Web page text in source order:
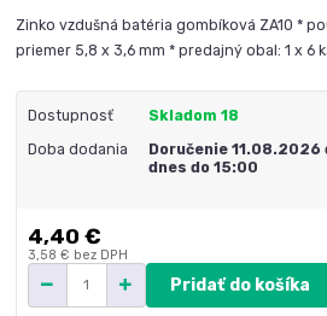
Zinko vzdušná batéria gombíková ZA10 *
priemer 5,8 x 3,6 mm * predajný obal: 1 x 6
Dostupnosť Skladom 18
Doba dodania
Doručenie
dnes do 15:00
4,40 €
3,58 € bez DPH
Pridať do košíka